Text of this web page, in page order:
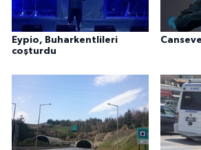
Eypio, Buharkentlileri
coşturdu